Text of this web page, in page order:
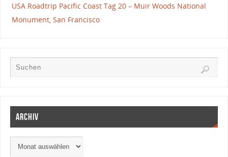
USA Roadtrip Pacific Coast Tag 20 – Muir Woods National
Monument, San Francisco
Archiv